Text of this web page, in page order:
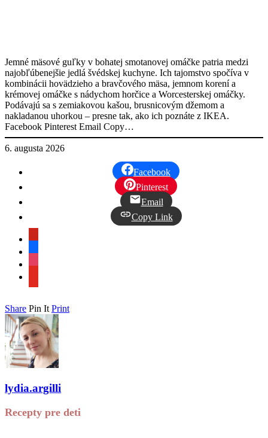
Jemné mäsové guľky v bohatej smotanovej omáčke patria medzi
najobľúbenejšie jedlá švédskej kuchyne. Ich tajomstvo spočíva v
kombinácii hovädzieho a bravčového mäsa, jemnom korení a
krémovej omáčke s nádychom horčice a Worcesterskej omáčky.
Podávajú sa s zemiakovou kašou, brusnicovým džemom a
nakladanou uhorkou – presne tak, ako ich poznáte z IKEA.
Facebook Pinterest Email Copy…
6. augusta 2026
Facebook
Pinterest
Email
Copy Link
Share Pin It Print
lydia.argilli
Recepty pre deti